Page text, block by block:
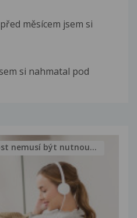
měsícem jsem si
si nahmatal pod
nemusí být nutnou...